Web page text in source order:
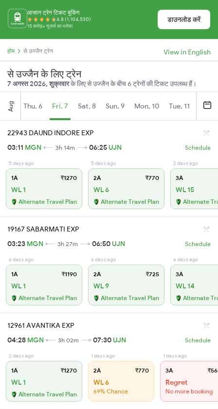
आसान ट्रेन टिकट बुकिंग
4.8 (1,104,530)
15 करोड़+ यूज़र्स का भरोसा
डाउनलोड करें
होम से उज्जैन ट्रेन View in English
से उज्जैन के लिए ट्रेन
7 अगस्त 2026, शुक्रवार के लिए से उज्जैन के बीच 6 ट्रेनों की टिकट उपलब्ध हैं।
Aug Thu, 6 Fri, 7 Sat, 8 Sun, 9 Mon, 10 Tue, 11
22943 DAUND INDORE EXP
03:11 MGN 3h 14m 06:25 UJN Schedule
5 days ago
1A ₹1270
WL 1
Alternate Travel Plan
5 days ago
2A ₹770
WL 6
Alternate Travel Plan
2 days ago
3A
WL 15
Alternate
19167 SABARMATI EXP
03:23 MGN 3h 27m 06:50 UJN Schedule
6 days ago
1A ₹1190
WL 1
Alternate Travel Plan
6 days ago
2A ₹725
WL 9
Alternate Travel Plan
6 days ago
3A
WL 14
Alternate
12961 AVANTIKA EXP
04:28 MGN 3h 02m 07:30 UJN Schedule
2 days ago
1A ₹1270
WL 1
Alternate Travel Plan
1 days ago
2A ₹770
WL 6
69% Chance
1 days ago
3A
Regret
No more booking